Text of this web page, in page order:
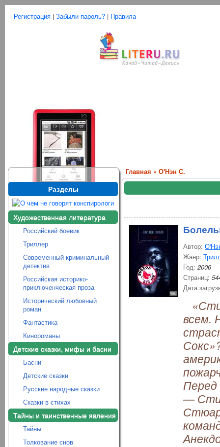
Регистрация | Забыли пароль? | Правила
Разделы
Художественная литература
Российский боевик
Триллер
Современный криминальный
детектив
Российская историко-
приключенческая проза
Исторический любовный
роман
Фантастика
Кинороманы
Детские сказки, мифы и басни
Басни
Детские сказки
Русские народные сказки
Сказки в стихах
Тайны и таинственные явления
Тайны
Толкование снов
Главная » О'Нэн С.
Автор:
Жанр:
Год: 2006
Страниц:
Дата
всем.
Перед
—